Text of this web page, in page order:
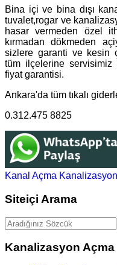
Bina içi ve bina dışı
tuvalet,rogar ve
hasar vermeden özel
kırmadan dökmeden
sizlere garanti ve kesin
tüm ilçelerine servisimiz
fiyat garantisi.
Ankara'da tüm tıkalı
0.312.475 8825
Kanal Açma
Siteiçi Arama
Kanalizasyon Açma